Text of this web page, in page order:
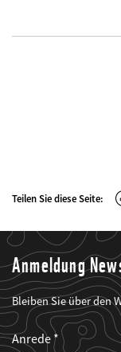
Teilen Sie diese Seite:
Anmeldung
Bleiben Sie über den
Web2Case
Infofelder
Fieldset
anrede_name
Anrede